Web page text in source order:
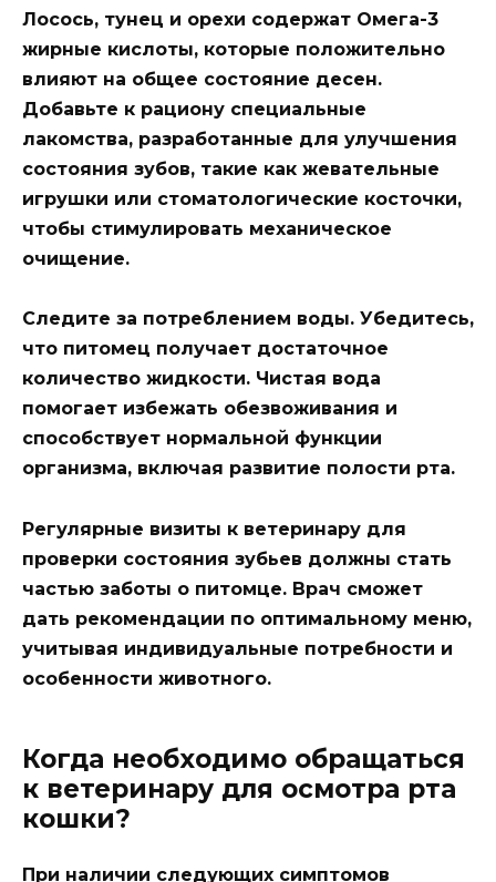
Лосось, тунец и орехи содержат Омега-3
жирные кислоты, которые положительно
влияют на общее состояние десен.
Добавьте к рациону специальные
лакомства, разработанные для улучшения
состояния зубов, такие как жевательные
игрушки или стоматологические косточки,
чтобы стимулировать механическое
очищение.
Следите за потреблением воды. Убедитесь,
что питомец получает достаточное
количество жидкости. Чистая вода
помогает избежать обезвоживания и
способствует нормальной функции
организма, включая развитие полости рта.
Регулярные визиты к ветеринару для
проверки состояния зубьев должны стать
частью заботы о питомце. Врач сможет
дать рекомендации по оптимальному меню,
учитывая индивидуальные потребности и
особенности животного.
Когда необходимо обращаться
к ветеринару для осмотра рта
кошки?
При наличии следующих симптомов